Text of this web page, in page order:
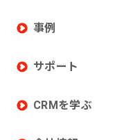
事例
サポート
CRMを学ぶ